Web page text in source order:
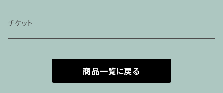
家族割プラン
家族割適用プラン2
声楽ピアノ４５分レッスン
アパレル
チケット
商品一覧に戻る